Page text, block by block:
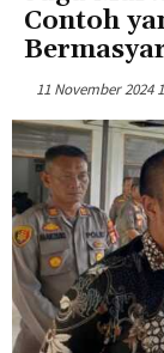
Contoh
11 November 2024